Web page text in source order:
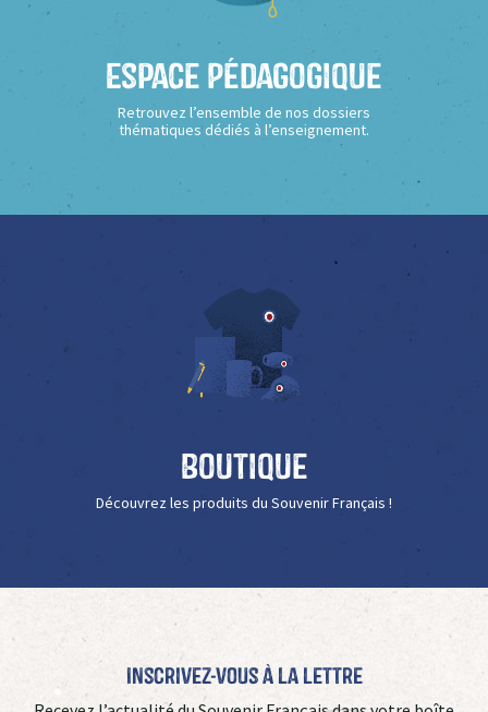
Espace Pédagogique
Retrouvez l’ensemble de nos dossiers
thématiques dédiés à l’enseignement.
Boutique
Découvrez les produits du Souvenir Français !
Inscrivez-vous à La Lettre